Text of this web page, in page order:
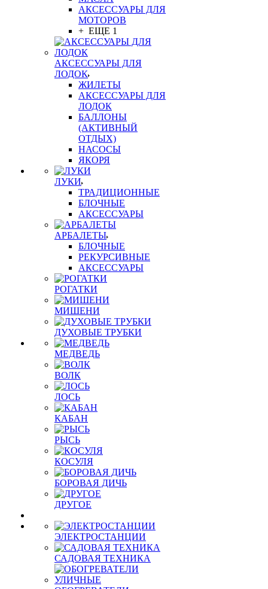
АКСЕССУАРЫ ДЛЯ
МОТОРОВ
+ ЕЩЕ 1
АКСЕССУАРЫ ДЛЯ
ЛОДОК
ЖИЛЕТЫ
АКСЕССУАРЫ ДЛЯ
ЛОДОК
БАЛЛОНЫ
(АКТИВНЫЙ
ОТДЫХ)
НАСОСЫ
ЯКОРЯ
ЛУКИ
ТРАДИЦИОННЫЕ
БЛОЧНЫЕ
АКСЕССУАРЫ
АРБАЛЕТЫ
БЛОЧНЫЕ
РЕКУРСИВНЫЕ
АКСЕССУАРЫ
РОГАТКИ
МИШЕНИ
ДУХОВЫЕ ТРУБКИ
МЕДВЕДЬ
ВОЛК
ЛОСЬ
КАБАН
РЫСЬ
КОСУЛЯ
БОРОВАЯ ДИЧЬ
ДРУГОЕ
ЭЛЕКТРОСТАНЦИИ
САДОВАЯ ТЕХНИКА